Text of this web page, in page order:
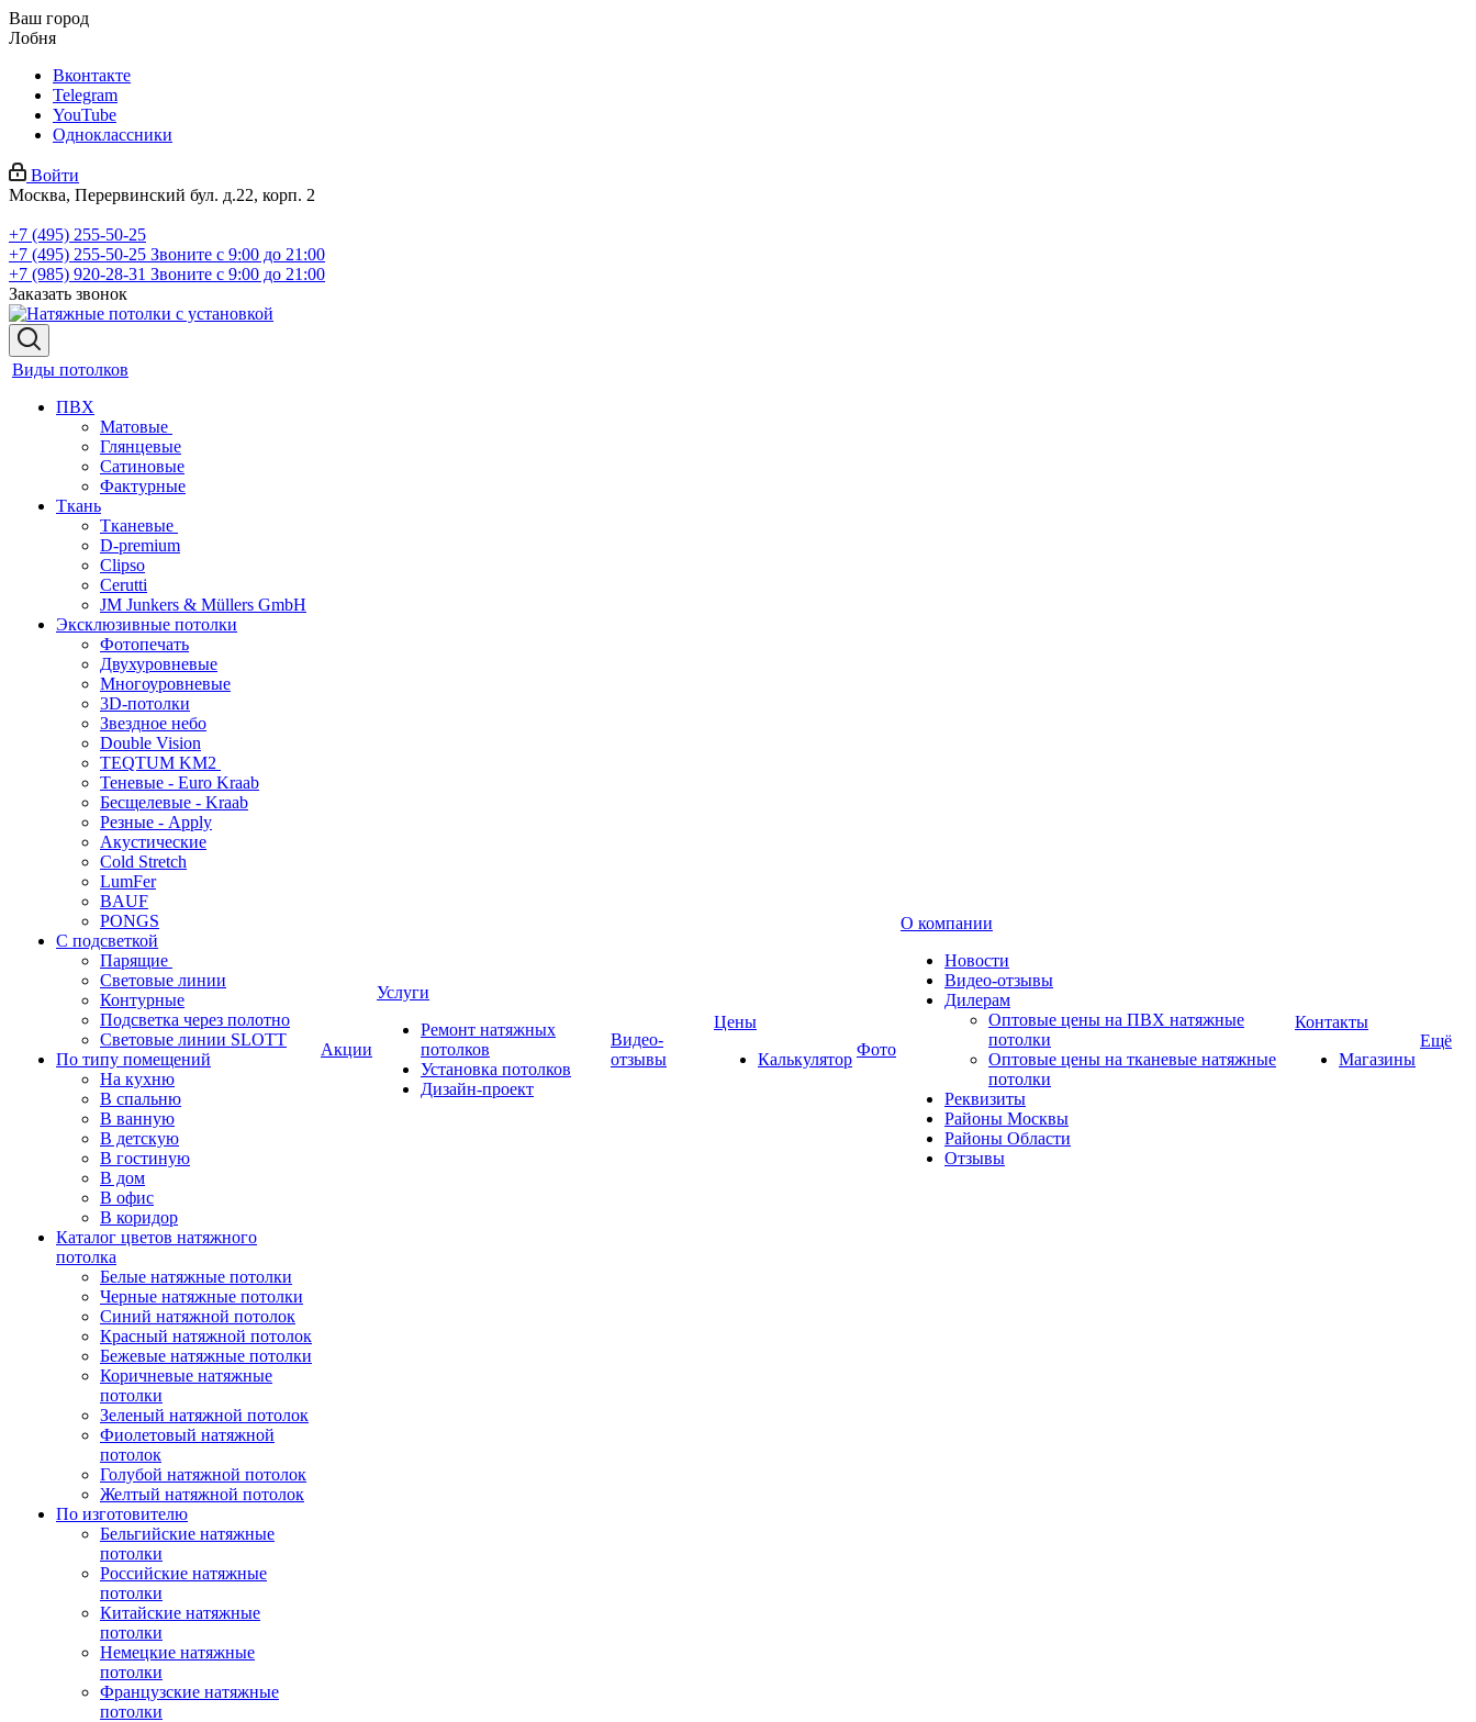
Ваш город
Лобня
Вконтакте
Telegram
YouTube
Одноклассники
Войти
Москва, Перервинский бул. д.22, корп. 2
+7 (495) 255-50-25
+7 (495) 255-50-25 Звоните с 9:00 до 21:00
+7 (985) 920-28-31 Звоните с 9:00 до 21:00
Заказать звонок
Виды потолков
ПВХ
Матовые
Глянцевые
Сатиновые
Фактурные
Ткань
Тканевые
D-premium
Clipso
Cerutti
JM Junkers & Müllers GmbH
Эксклюзивные потолки
Фотопечать
Двухуровневые
Многоуровневые
3D-потолки
Звездное небо
Double Vision
TEQTUM KM2
Теневые - Euro Kraab
Бесщелевые - Kraab
Резные - Apply
Акустические
Cold Stretch
LumFer
BAUF
PONGS
С подсветкой
Парящие
Световые линии
Контурные
Подсветка через полотно
Световые линии SLOTT
По типу помещений
На кухню
В спальню
В ванную
В детскую
В гостиную
В дом
В офис
В коридор
Каталог цветов натяжного
потолка
Белые натяжные потолки
Черные натяжные потолки
Синий натяжной потолок
Красный натяжной потолок
Бежевые натяжные потолки
Коричневые натяжные
потолки
Зеленый натяжной потолок
Фиолетовый натяжной
потолок
Голубой натяжной потолок
Желтый натяжной потолок
По изготовителю
Бельгийские натяжные
потолки
Российские натяжные
потолки
Китайские натяжные
потолки
Немецкие натяжные
потолки
Французские натяжные
потолки
Акции
Услуги
Ремонт натяжных
потолков
Установка потолков
Дизайн-проект
Видео-
отзывы
Цены
Калькулятор
Фото
О компании
Новости
Видео-отзывы
Дилерам
Оптовые цены на ПВХ натяжные
потолки
Оптовые цены на тканевые натяжные
потолки
Реквизиты
Районы Москвы
Районы Области
Отзывы
Контакты
Магазины
Ещё